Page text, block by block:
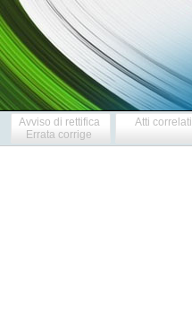
Avviso di rettifica
Errata corrige
Atti correlati